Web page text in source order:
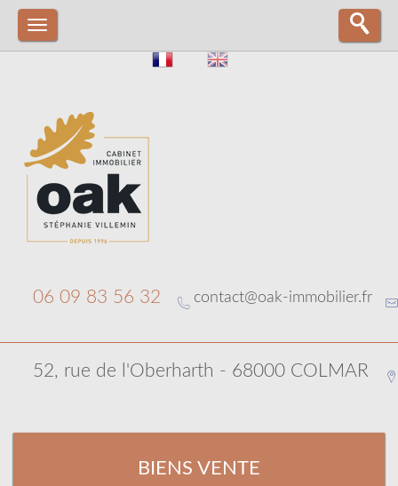
06 09 83 56 32 contact@oak-immobilier.fr
52, rue de l'Oberharth - 68000 COLMAR
BIENS VENTE